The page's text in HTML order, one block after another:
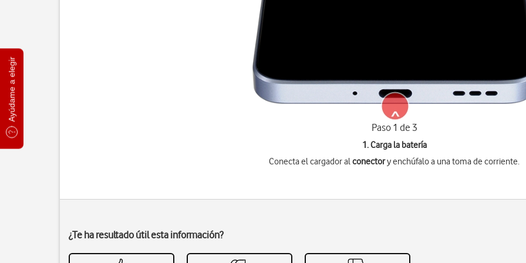
Ayúdame a elegir
Paso 1 de 3
1. Carga la batería
Conecta el cargador alconectory enchúfalo a una toma de corriente.
¿Te ha resultado útil esta información?